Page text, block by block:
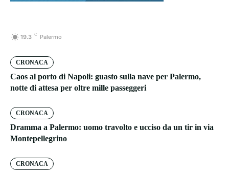
19.3 C Palermo
CRONACA
Caos al porto di Napoli: guasto sulla nave per Palermo,
notte di attesa per oltre mille passeggeri
CRONACA
Dramma a Palermo: uomo travolto e ucciso da un tir in via
Montepellegrino
CRONACA